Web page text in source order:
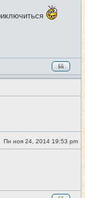
#18
С
о
и
Пн ноя 24, 2014 19:53 pm